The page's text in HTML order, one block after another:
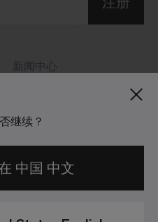
继续？
中国 中文
新闻中心
社区准则